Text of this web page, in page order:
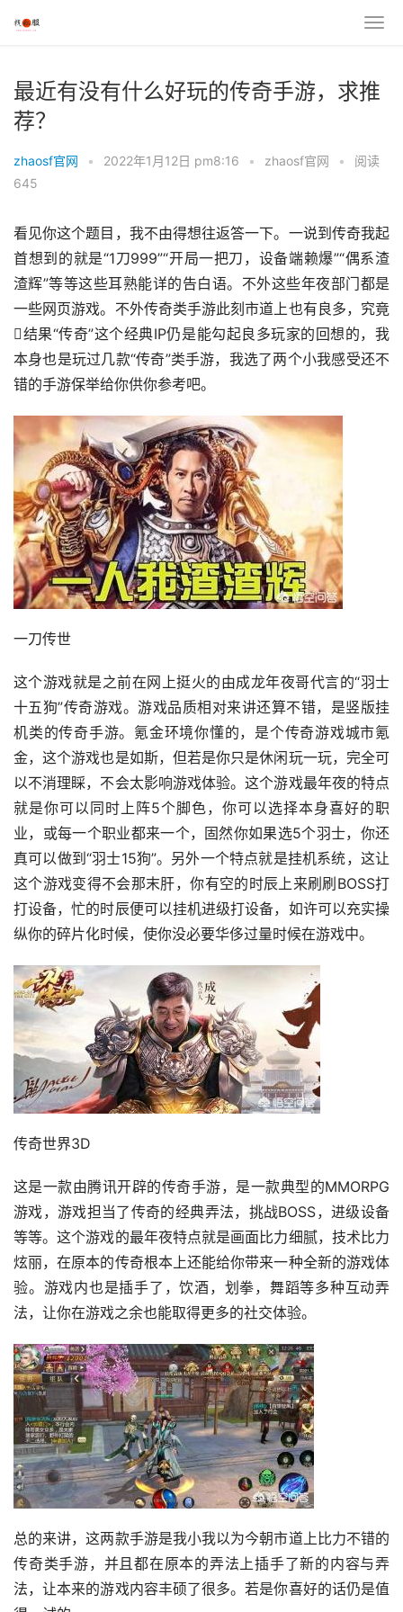
最近有没有什么好玩的传奇手游，求推
荐？
zhaosf官网 • 2022年1月12日 pm8:16 • zhaosf官网 •
阅读
645
看见你这个题目，我不由得想往返答一下。一说到传奇我起
首想到的就是“1刀999”“开局一把刀，设备端赖爆”“偶系渣
渣辉”等等这些耳熟能详的告白语。不外这些年夜部门都是
一些网页游戏。不外传奇类手游此刻市道上也有良多，究竟
结果“传奇”这个经典IP仍是能勾起良多玩家的回想的，我
本身也是玩过几款“传奇”类手游，我选了两个小我感受还不
错的手游保举给你供你参考吧。
一刀传世
这个游戏就是之前在网上挺火的由成龙年夜哥代言的“羽士
十五狗”传奇游戏。游戏品质相对来讲还算不错，是竖版挂
机类的传奇手游。氪金环境你懂的，是个传奇游戏城市氪
金，这个游戏也是如斯，但若是你只是休闲玩一玩，完全可
以不消理睬，不会太影响游戏体验。这个游戏最年夜的特点
就是你可以同时上阵5个脚色，你可以选择本身喜好的职
业，或每一个职业都来一个，固然你如果选5个羽士，你还
真可以做到“羽士15狗”。另外一个特点就是挂机系统，这让
这个游戏变得不会那末肝，你有空的时辰上来刷刷BOSS打
打设备，忙的时辰便可以挂机进级打设备，如许可以充实操
纵你的碎片化时候，使你没必要华侈过量时候在游戏中。
传奇世界3D
这是一款由腾讯开辟的传奇手游，是一款典型的MMORPG
游戏，游戏担当了传奇的经典弄法，挑战BOSS，进级设备
等等。这个游戏的最年夜特点就是画面比力细腻，技术比力
炫丽，在原本的传奇根本上还能给你带来一种全新的游戏体
验。游戏内也是插手了，饮酒，划拳，舞蹈等多种互动弄
法，让你在游戏之余也能取得更多的社交体验。
总的来讲，这两款手游是我小我以为今朝市道上比力不错的
传奇类手游，并且都在原本的弄法上插手了新的内容与弄
法，让本来的游戏内容丰硕了很多。若是你喜好的话仍是值